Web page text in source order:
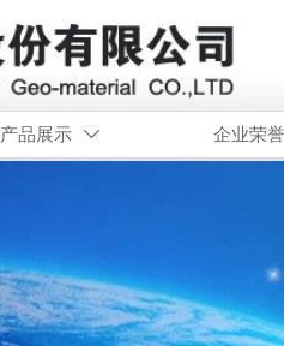
产品展示  企业荣誉